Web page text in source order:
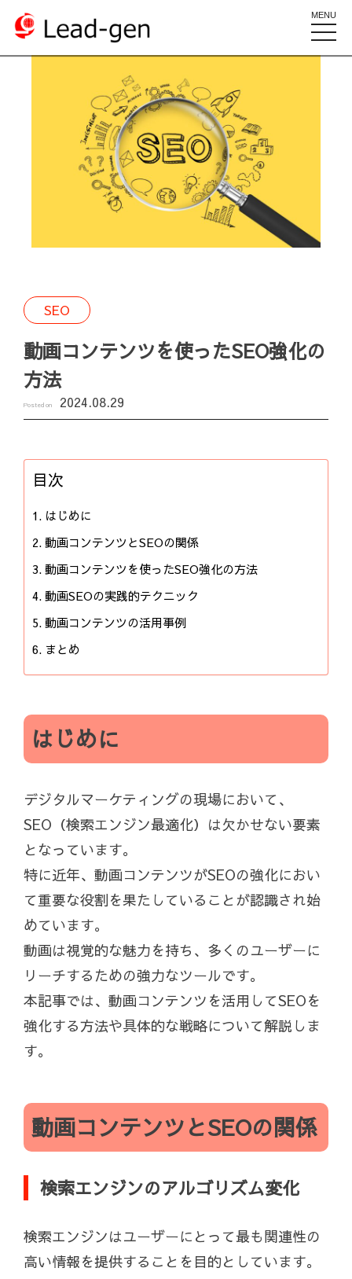
MENU
toggle
SEO
動画コンテンツを使ったSEO強化の
方法
Posted on 2024.08.29
目次
はじめに
動画コンテンツとSEOの関係
動画コンテンツを使ったSEO強化の方法
動画SEOの実践的テクニック
動画コンテンツの活用事例
まとめ
はじめに
デジタルマーケティングの現場において、
SEO（検索エンジン最適化）は欠かせない要素
となっています。
特に近年、動画コンテンツがSEOの強化におい
て重要な役割を果たしていることが認識され始
めています。
動画は視覚的な魅力を持ち、多くのユーザーに
リーチするための強力なツールです。
本記事では、動画コンテンツを活用してSEOを
強化する方法や具体的な戦略について解説しま
す。
動画コンテンツとSEOの関係
検索エンジンのアルゴリズム変化
検索エンジンはユーザーにとって最も関連性の
高い情報を提供することを目的としています。